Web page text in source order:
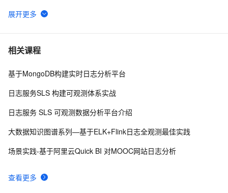
6 Log4J 漏洞复现+漏洞靶场
7 51.com开放平台日志
8 图解MySQL【日志】——Redo Log
10SLS新版告警入门-旧版告警升级
相关课程
查看更多
基于MongoDB构建实时日志分析平台
日志服务SLS 构建可观测体系实战
日志服务 SLS 可观测数据分析平台介绍
大数据知识图谱系列—基于ELK+Flink日志全观测最佳实践
场景实践-基于阿里云Quick BI 对MOOC网站日志分析